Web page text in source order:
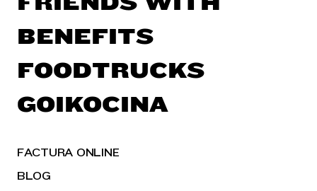
BENEFITS
FOODTRUCKS
GOIKOCINA
FACTURA ONLINE
BLOG